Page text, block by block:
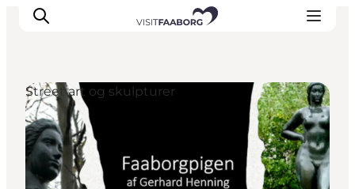
Overnatning
Spisesteder
Oplevelser
Street art og skulpturer